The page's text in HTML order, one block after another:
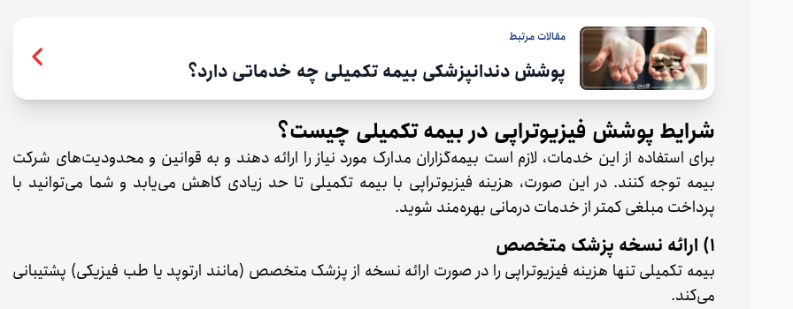
مقالات مرتبط
پوشش دندانپزشکی بیمه تکمیلی چه خدماتی دارد؟
شرایط پوشش فیزیوتراپی در بیمه تکمیلی چیست؟
برای استفاده از این خدمات، لازم است بیمه‌گزاران مدارک مورد نیاز را ارائه دهند و به قوانین و محدودیت‌های شرکت
بیمه توجه کنند. در این صورت، هزینه فیزیوتراپی با بیمه تکمیلی تا حد زیادی کاهش می‌یابد و شما می‌توانید با
پرداخت مبلغی کمتر از خدمات درمانی بهره‌مند شوید.
1) ارائه نسخه پزشک متخصص
بیمه تکمیلی تنها هزینه فیزیوتراپی را در صورت ارائه نسخه از پزشک متخصص (مانند ارتوپد یا طب فیزیکی) پشتیبانی
می‌کند.